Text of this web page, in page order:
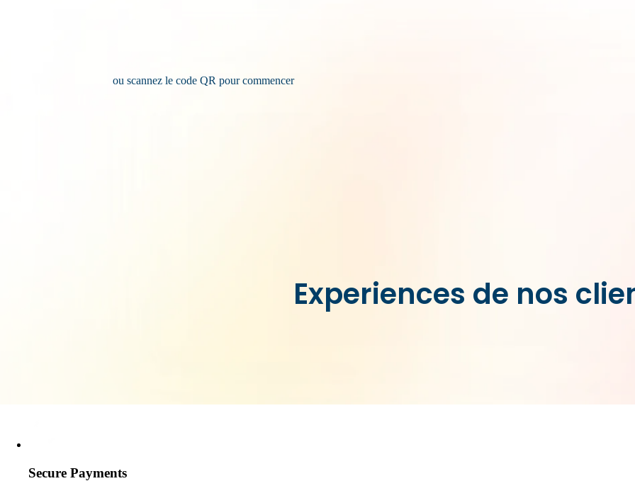
ou scannez le code QR pour commencer
Experiences de nos
Secure Payments